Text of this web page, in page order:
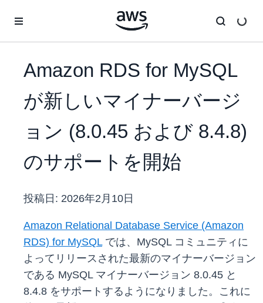
Amazon RDS for MySQL
が新しいマイナーバージ
ョン (8.0.45 および 8.4.8)
のサポートを開始
投稿日: 2026年2月10日
Amazon Relational Database Service (Amazon
RDS) for MySQLでは、MySQL コミュニティに
よってリリースされた最新のマイナーバージョン
である MySQL マイナーバージョン 8.0.45 と
8.4.8 をサポートするようになりました。これに